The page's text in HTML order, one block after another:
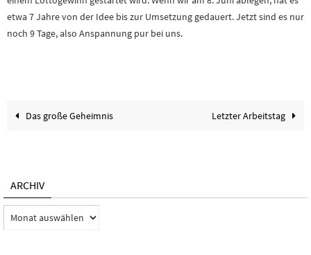
etwa 7 Jahre von der Idee bis zur Umsetzung gedauert. Jetzt sind es nur
noch 9 Tage, also Anspannung pur bei uns.
Das große Geheimnis Letzter Arbeitstag
ARCHIV
Archiv